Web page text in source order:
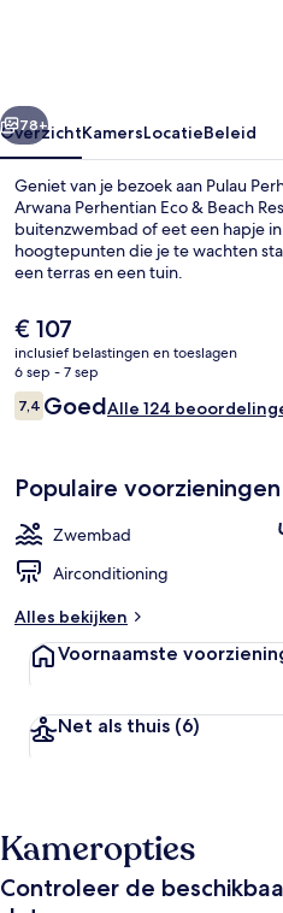
Volgende
78+
OverzichtKamersLocatieBeleid
Geniet van je bezoek aan Pulau
Arwana Perhentian Eco & Beach
buitenzwembad of eet een hapje
hoogtepunten die je te wachten
een terras en een tuin.
De
huidige
prijs
is
€ 107
€ 107
inclusief belastingen en toeslagen
6 sep - 7 sep
Beoordelingen
7,47,4 op 10 –
GoedAlle 124
Populaire voorzieningen
Zwembad
Airconditioning
Alles bekijken
Voornaamste
Net als thuis (6)
Kameropties
Controleer de